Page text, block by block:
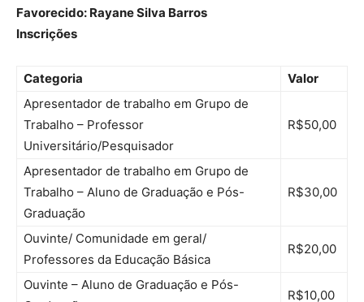
Favorecido: Rayane Silva Barros
Inscrições
Categoria
Valor
Apresentador de trabalho em Grupo de
Trabalho – Professor
Universitário/Pesquisador
R$50,00
Apresentador de trabalho em Grupo de
Trabalho – Aluno de Graduação e Pós-
Graduação
R$30,00
Ouvinte/ Comunidade em geral/
Professores da Educação Básica
R$20,00
Ouvinte – Aluno de Graduação e Pós-
R$10,00